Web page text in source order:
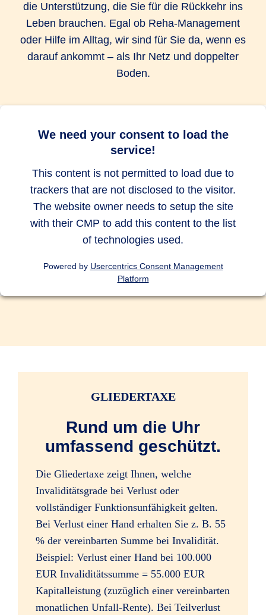
bis zu 25.000
EUR
bis zu 25.000
EUR
bis zu 25.000
EUR
Umbaukosten
bis zu 500
Auslandsreise Assistance
und/oder Ehe-/Lebenspartner
Infektionen durch Zeckenstiche
alle Impfschäden
Bewusstseinsstörungen durch
Alkoholeinfluss (beim Lenken von Kfz
bis 1,5 Promille)
die Unterstützung, die Sie für die Rückkehr ins
Leben brauchen. Egal ob Reha-Management
oder Hilfe im Alltag, wir sind für Sie da, wenn es
darauf ankommt – als Ihr Netz und doppelter
Boden.
We need your consent to load the
service!
This content is not permitted to load due to
trackers that are not disclosed to the visitor.
The website owner needs to setup the site
with their CMP to add this content to the list
of technologies used.
Powered by Usercentrics Consent Management
Platform
GLIEDERTAXE
Rund um die Uhr
umfassend geschützt.
Die Gliedertaxe zeigt Ihnen, welche
Invaliditätsgrade bei Verlust oder
vollständiger Funktionsunfähigkeit gelten.
Bei Verlust einer Hand erhalten Sie z. B. 55
% der vereinbarten Summe bei Invalidität.
Beispiel: Verlust einer Hand bei 100.000
EUR Invaliditätssumme = 55.000 EUR
Kapitalleistung (zuzüglich einer vereinbarten
monatlichen Unfall-Rente). Bei Teilverlust